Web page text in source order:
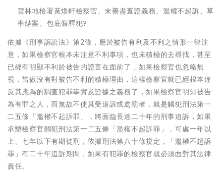
雲林地檢署黃煥軒檢察官、未善盡查證義務、濫權不起訴、草
率結案、包庇假釋犯?
依據《刑事訴訟法》第2條，應於被告有利及不利之情形一律注
意，如果檢察官根本未注意不利事項，也未積極的去尋找，甚至
已經有明顯不利於被告的證言在面前了，如果檢察官也忽略無
視，當做沒有對被告不利的積極理由，這樣檢察官就已經根本違
反其應為的調查犯罪事實及證據之義務了，如果檢察官明知被告
為有罪之人，而無故不使其受追訴或處罰者，就是觸犯刑法第一
二五條「濫權不起訴罪」，將面臨長達二十年的刑事追訴，如果
承辦檢察官觸犯刑法第一二五條「濫權不起訴罪」，可處一年以
上、七年以下有期徒刑，依據刑法第八十條規定，「濫權不起訴
罪」有二十年追訴期間，如果有犯罪的檢察官就必須面對其法律
責任。